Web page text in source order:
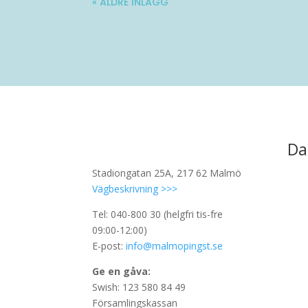
Stadiongatan 25A, 217 62 Malmö
Vägbeskrivning >>>
Tel: 040-800 30 (helgfri tis-fre
09:00-12:00)
E-post:info@malmopingst.se
Ge en gåva:
Swish: 123 580 84 49
Församlingskassan